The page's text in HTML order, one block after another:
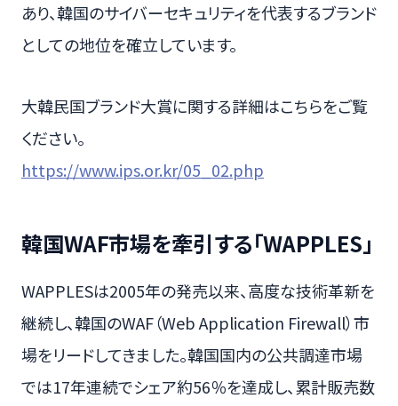
あり、韓国のサイバーセキュリティを代表するブランド
としての地位を確立しています。
大韓民国ブランド大賞に関する詳細はこちらをご覧
ください。
https://www.ips.or.kr/05_02.php
韓国WAF市場を牽引する「WAPPLES」
WAPPLESは2005年の発売以来、高度な技術革新を
継続し、韓国のWAF（Web Application Firewall）市
場をリードしてきました。韓国国内の公共調達市場
では17年連続でシェア約56％を達成し、累計販売数